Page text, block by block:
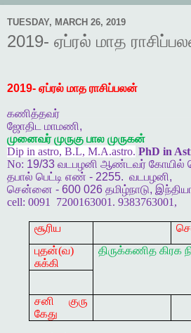
TUESDAY, MARCH 26, 2019
2019- ஏப்ரல் மாத
2019- ஏப்ரல் மாத ராசிப்பலன்
கணித்தவர்
ஜோதிட
மாமணி,
முனைவர் முருகு பால முருகன்
Dip in astro, B.L, M.A.astro. PhD in
No: 19/33 வடபழனி ஆண்டவர் கோயில்
தபால் பெட்டி எண் - 2255. வடபழனி,
சென்னை - 600 026 தமிழ்நாடு,
cell: 0091 7200163001. 9383763001,
சூரிய
புதன்(வ)
சுக்கி
திருக்கணித கிரக
சனி குரு
கேது